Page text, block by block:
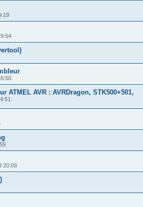
ATMEL AVR : AVRDragon, STK500+501,
20:09